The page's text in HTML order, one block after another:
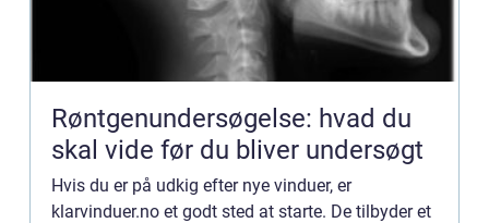
Røntgenundersøgelse: hvad du
skal vide før du bliver undersøgt
Hvis du er på udkig efter nye vinduer, er
klarvinduer.no et godt sted at starte. De tilbyder et